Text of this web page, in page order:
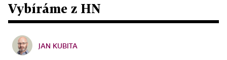
Vybíráme z HN
JAN KUBITA